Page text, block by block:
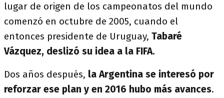
lugar de origen de los campeonatos del mundo
comenzó en octubre de 2005, cuando el
entonces presidente de Uruguay, Tabaré
Vázquez, deslizó su idea a la FIFA.
Dos años después, la Argentina se interesó por
reforzar ese plan y en 2016 hubo más avances.